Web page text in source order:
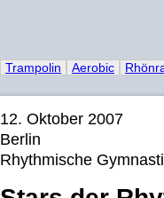
Trampolin Aerobic
12. Oktober 2007
Berlin
Rhythmische